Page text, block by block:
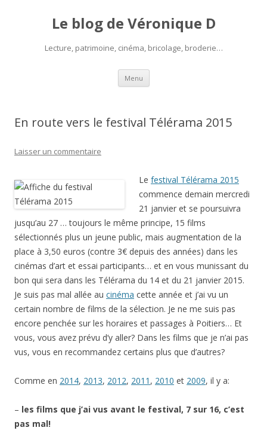
Le blog de Véronique D
Lecture, patrimoine, cinéma, bricolage, broderie…
Menu Aller
contenu
En route vers le festival Télérama 2015
Laisser un commentaire
Le festival Télérama 2015
commence demain mercredi
21 janvier et se poursuivra
jusqu’au 27 … toujours le même principe, 15 films
sélectionnés plus un jeune public, mais augmentation de la
place à 3,50 euros (contre 3€ depuis des années) dans les
cinémas d’art et essai participants… et en vous munissant du
bon qui sera dans les Télérama du 14 et du 21 janvier 2015.
Je suis pas mal allée au cinéma cette année et j’ai vu un
certain nombre de films de la sélection. Je ne me suis pas
encore penchée sur les horaires et passages à Poitiers… Et
vous, vous avez prévu d’y aller? Dans les films que je n’ai pas
vus, vous en recommandez certains plus que d’autres?
Comme en 2014, 2013, 2012, 2011 , 2010 et 2009, il y a:
– les films que j’ai vus avant le festival, 7 sur 16, c’est
pas mal!